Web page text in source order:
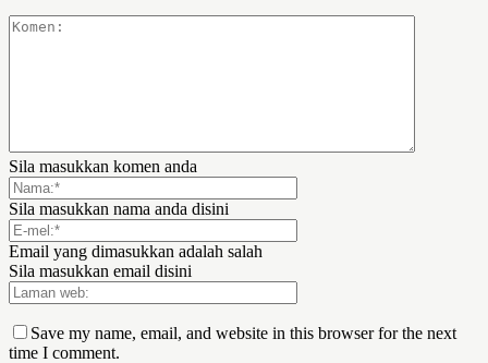
Sila masukkan komen anda
Sila masukkan nama anda disini
Email yang dimasukkan adalah salah
Sila masukkan email disini
Save my name, email, and website in this browser for the next
time I comment.